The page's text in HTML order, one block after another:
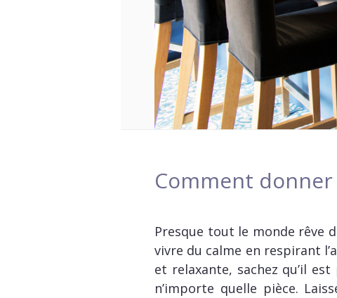
Comment
Presque tout le monde rêve
vivre du calme en respirant
et relaxante, sachez qu’il
n’importe quelle pièce.